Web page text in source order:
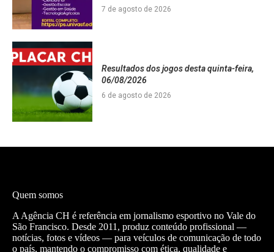
7 de agosto de 2026
Resultados dos jogos desta quinta-feira,
06/08/2026
6 de agosto de 2026
Quem somos
A Agência CH é referência em jornalismo esportivo no Vale do
São Francisco. Desde 2011, produz conteúdo profissional —
notícias, fotos e vídeos — para veículos de comunicação de todo
o país, mantendo o compromisso com ética, qualidade e